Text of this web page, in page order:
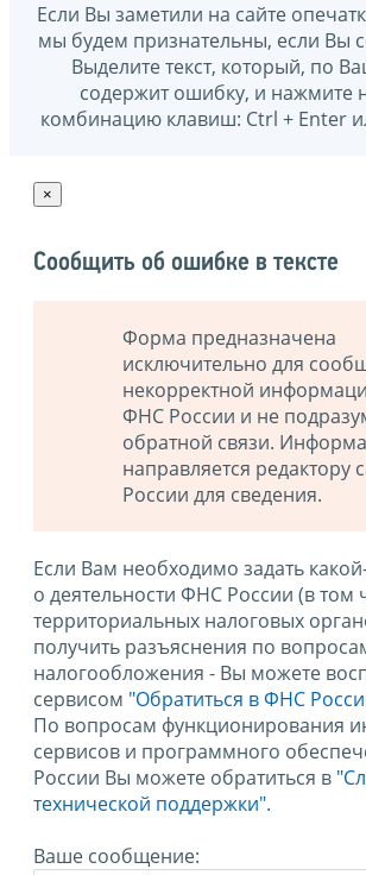
Если Вы заметили на сайте
мы будем признательны, если Вы
Выделите текст, который, по
содержит ошибку, и нажмите
комбинацию клавиш: Ctrl + Enter
×
Сообщить об ошибке в тексте
Форма предназначена
исключительно для
некорректной
ФНС России и не
обратной связи.
направляется редактору
России для сведения.
Если Вам необходимо задать
о деятельности ФНС России (в том
территориальных налоговых
получить разъяснения по
налогообложения - Вы можете
сервисом "Обратиться в ФНС
По вопросам функционирования
сервисов и программного
России Вы можете обратиться в
технической поддержки".
Ваше сообщение: